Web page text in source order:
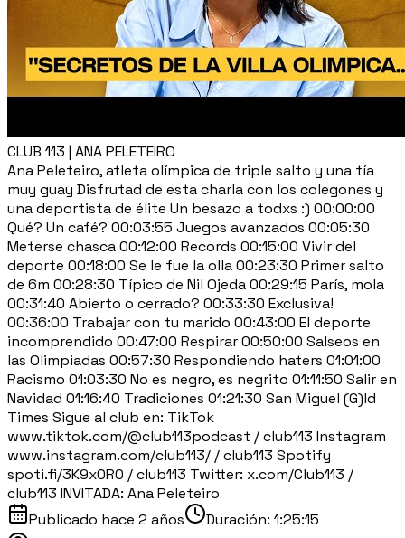
CLUB 113 | ANA PELETEIRO
Ana Peleteiro, atleta olímpica de triple salto y una tía
muy guay Disfrutad de esta charla con los colegones y
una deportista de élite Un besazo a todxs :) 00:00:00
Qué? Un café? 00:03:55 Juegos avanzados 00:05:30
Meterse chasca 00:12:00 Records 00:15:00 Vivir del
deporte 00:18:00 Se le fue la olla 00:23:30 Primer salto
de 6m 00:28:30 Típico de Nil Ojeda 00:29:15 París, mola
00:31:40 Abierto o cerrado? 00:33:30 Exclusiva!
00:36:00 Trabajar con tu marido 00:43:00 El deporte
incomprendido 00:47:00 Respirar 00:50:00 Salseos en
las Olimpiadas 00:57:30 Respondiendo haters 01:01:00
Racismo 01:03:30 No es negro, es negrito 01:11:50 Salir en
Navidad 01:16:40 Tradiciones 01:21:30 San Miguel (G)ld
Times Sigue al club en: TikTok
www.tiktok.com/@club113podcast / club113 Instagram
www.instagram.com/club113/ / club113 Spotify
spoti.fi/3K9x0R0 / club113 Twitter: x.com/Club113 /
club113 INVITADA: Ana Peleteiro
Publicado hace 2 años Duración: 1:25:15